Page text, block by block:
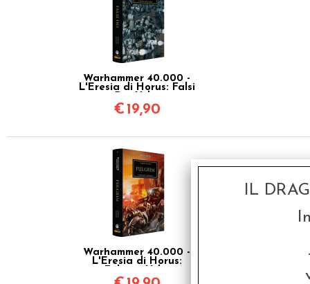
Warhammer 40.000 -
L'Eresia di Horus: Falsi
€ 19,90
Warhammer 40.000 -
L'Eresia di Horus:
IL